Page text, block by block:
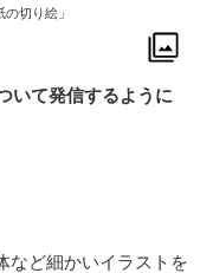
切り絵」
て発信するように
など細かいイラストを